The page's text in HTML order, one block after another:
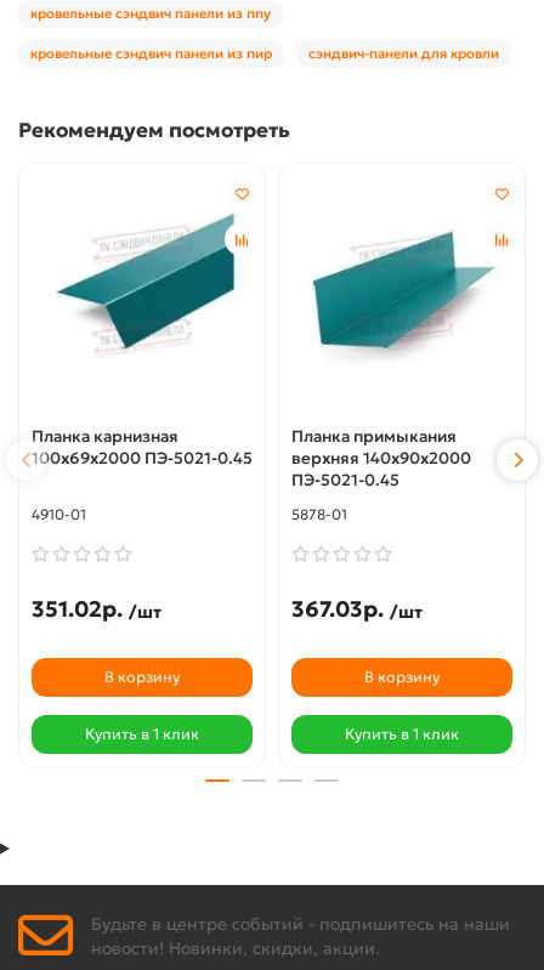
кровельные сэндвич панели из ппу
кровельные сэндвич панели из пир сэндвич-панели для кровли
Рекомендуем посмотреть
Планка карнизная
100х69х2000 ПЭ-5021-0.45
4910-01
351.02р. /шт
В корзину
Купить в 1 клик
Планка примыкания
верхняя 140х90х2000
ПЭ-5021-0.45
5878-01
367.03р. /шт
В корзину
Купить в 1 клик
Будьте в центре событий - подпишитесь на наши
новости! Новинки, скидки, акции.